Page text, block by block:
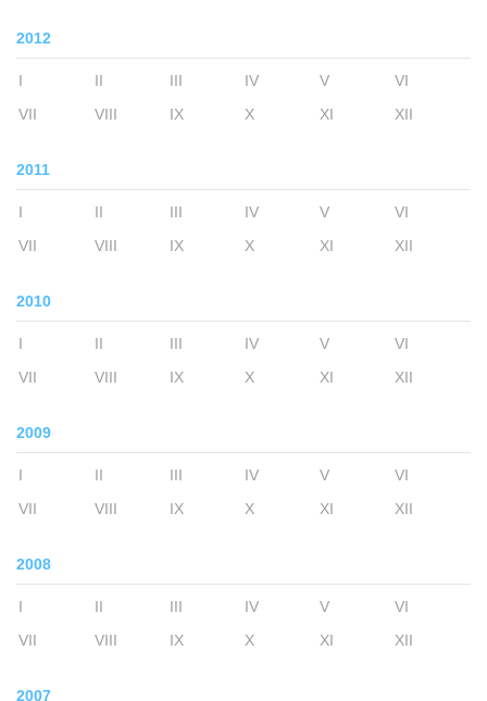
2012
I II III IV V
VI
VII
VIII IX X XI XII
2011
I II III IV V
VI
VII
VIII IX X XI XII
2010
I II III IV V
VI
VII
VIII IX X XI XII
2009
I II III IV V
VI
VII
VIII IX X XI XII
2008
I II III IV V
VI
VII
VIII IX X XI XII
2007